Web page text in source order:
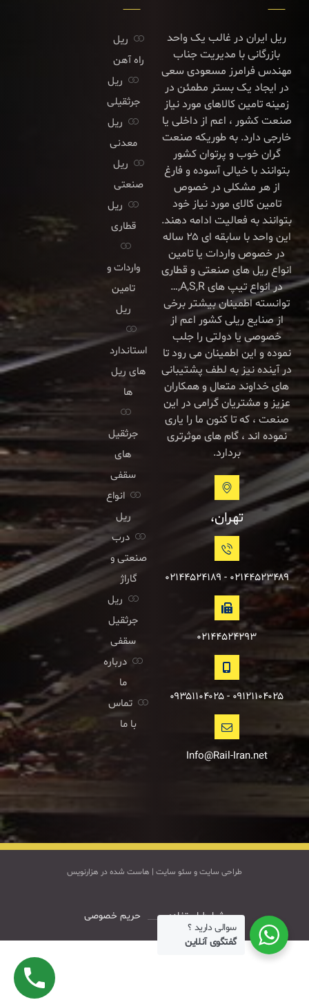
ریل ایران در غالب یک واحد
بازرگانی با مدیریت جناب
مهندس فرامرز مسعودی سعی
در ایجاد یک بستر مطمئن در
زمینه تامین کالاهای مورد نیاز
صنعت کشور ، اعم از داخلی یا
خارجی دارد. به طوریکه صنعت
گران خوب و پرتوان کشور
بتوانند با خیالی آسوده و فارغ
از هر مشکلی در خصوص
تامین کالای مورد نیاز خود
بتوانند به فعالیت ادامه دهند.
این واحد با سابقه ای ۲۵ ساله
در خصوص واردات یا تامین
انواع ریل های صنعتی و قطاری
در انواع تیپ های A,S,R,…
توانسته اطمینان بیشتر برخی
از صنایع ریلی کشور اعم از
خصوصی یا دولتی را جلب
نموده و این اطمینان می رود تا
در آینده نیز به لطف پشتیبانی
های خداوند متعال و همکاران
عزیز و مشتریان گرامی در این
صنعت ، که تا کنون ما را یاری
نموده اند ، گام های موثرتری
بردارد.
تهران،
۰۲۱۴۴۵۲۳۴۸۹ - ۰۲۱۴۴۵۲۴۱۸۹
۰۲۱۴۴۵۲۴۲۹۳
۰۹۱۲۱۱۰۴۰۲۵ - ۰۹۳۵۱۱۰۴۰۲۵
Info@Rail-Iran.net
ریل
راه آهن
ریل
جرثقیلی
ریل
معدنی
ریل
صنعتی
ریل
قطاری
واردات و
تامین
ریل
استاندارد
های ریل
ها
جرثقیل
های
سقفی
انواع
ریل
درب
صنعتی و
گاراژ
ریل
جرثقیل
سقفی
درباره
ما
تماس
با ما
طراحی سایتو سئو سایت | هاست شده در هزارنویس
حریم خصوصی
شرایط استفاده
سوالی دارید ؟
گفتگوی آنلاین